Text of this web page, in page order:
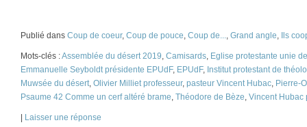
Publié dans Coup de coeur, Coup de pouce, Coup de..., Grand angle, Ils
Mots-clés :Assemblée du désert 2019, Camisards, Eglise protestante unie
Emmanuelle Seyboldt présidente EPUdF, EPUdF, Institut protestant de
Muwsée du désert, Olivier Milliet professeur, pasteur Vincent Hubac, Pierre-
Psaume 42 Comme un cerf altéré brame, Théodore de Bèze, Vincent Hubac
Laisser une réponse